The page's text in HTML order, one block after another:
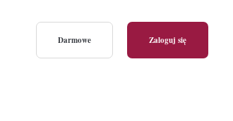
Darmowe Zaloguj się